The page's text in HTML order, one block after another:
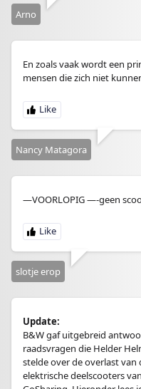
Arno
En zoals vaak wordt een
mensen die zich niet
Nancy Matagora
—VOORLOPIG —-geen
slotje erop
Update:
B&W gaf uitgebreid
raadsvragen die Helder
stelde over de overlast van
elektrische deelscooters van